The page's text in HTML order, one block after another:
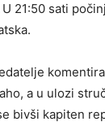
U 21:50 sati
a u ulozi
bivši kapiten